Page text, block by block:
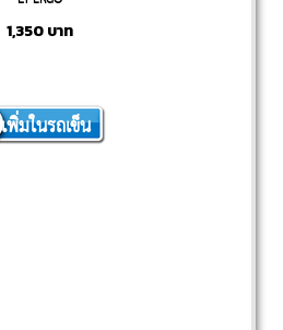
1,350บาท
เพิ่มในรถเข็น